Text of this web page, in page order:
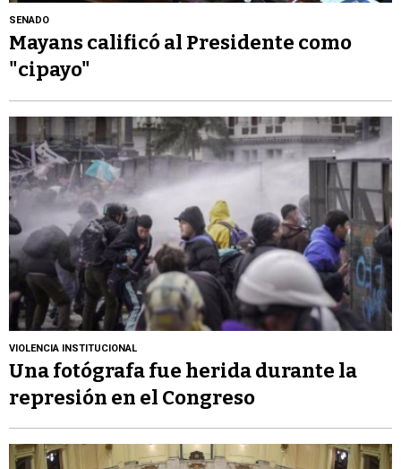
SENADO
Mayans calificó al Presidente como
"cipayo"
VIOLENCIA INSTITUCIONAL
Una fotógrafa fue herida durante la
represión en el Congreso